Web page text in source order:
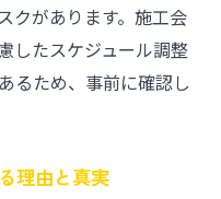
装計画の立て方
場合の費用比較の
クがあります。施工会
したスケジュール調整
るため、事前に確認し
理由と真実